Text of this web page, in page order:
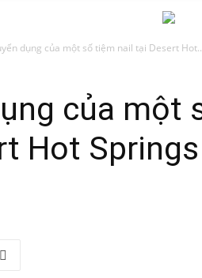
cáo
dụng của một số tiệm nail tại Desert
của một
Hot